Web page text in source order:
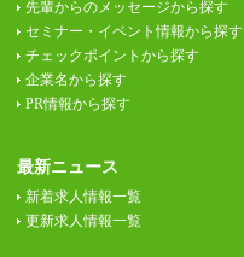
先輩からのメッセージから探す
セミナー・イベント情報から探す
チェックポイントから探す
企業名から探す
PR情報から探す
最新ニュース
新着求人情報一覧
更新求人情報一覧